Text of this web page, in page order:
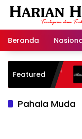
Langsung
Beranda
Featured
Warisan
Pahala Muda